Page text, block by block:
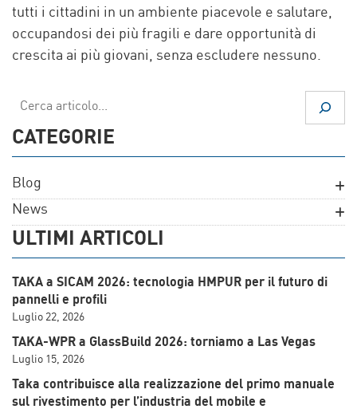
tutti i cittadini in un ambiente piacevole e salutare,
occupandosi dei più fragili e dare opportunità di
crescita ai più giovani, senza escludere nessuno.
Cerca
CATEGORIE
Blog
News
ULTIMI ARTICOLI
TAKA a SICAM 2026: tecnologia HMPUR per il futuro di
pannelli e profili
Luglio 22, 2026
TAKA-WPR a GlassBuild 2026: torniamo a Las Vegas
Luglio 15, 2026
Taka contribuisce alla realizzazione del primo manuale
sul rivestimento per l’industria del mobile e